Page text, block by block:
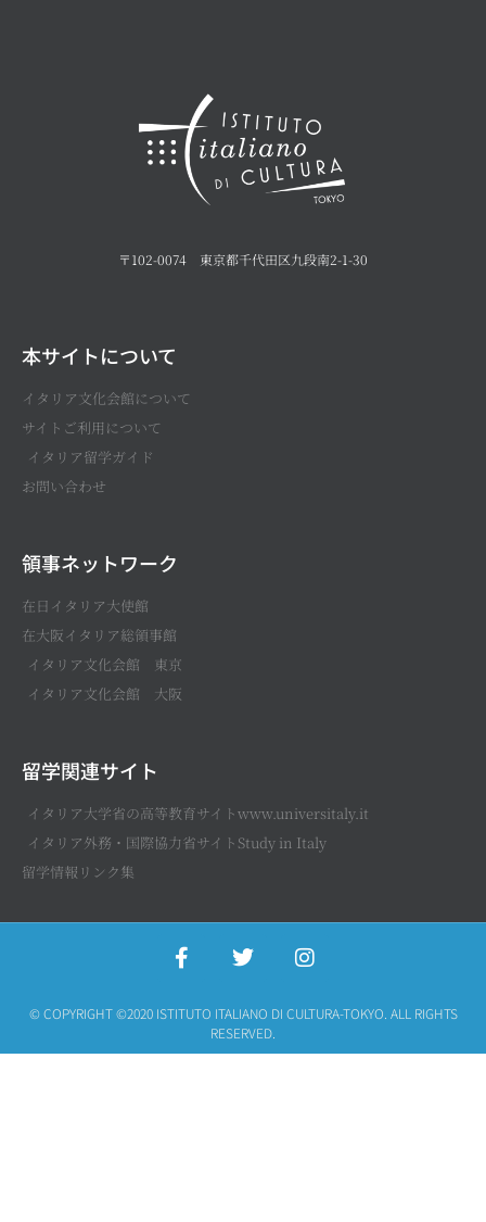
〒102-0074 東京都千代田区九段南2-1-30
本サイトについて
イタリア文化会館について
サイトご利用について
イタリア留学ガイド
お問い合わせ
領事ネットワーク
在日イタリア大使館
在大阪イタリア総領事館
イタリア文化会館 東京
イタリア文化会館 大阪
留学関連サイト
イタリア大学省の高等教育サイトwww.universitaly.it
イタリア外務・国際協力省サイトStudy in Italy
留学情報リンク集
© COPYRIGHT ©2020 ISTITUTO ITALIANO DI CULTURA-TOKYO. ALL RIGHTS
RESERVED.